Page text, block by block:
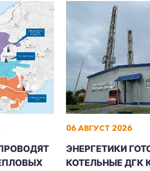
06 АВГУСТ 2026
ЭНЕРГЕТИКИ
КОТЕЛЬНЫЕ ДГК